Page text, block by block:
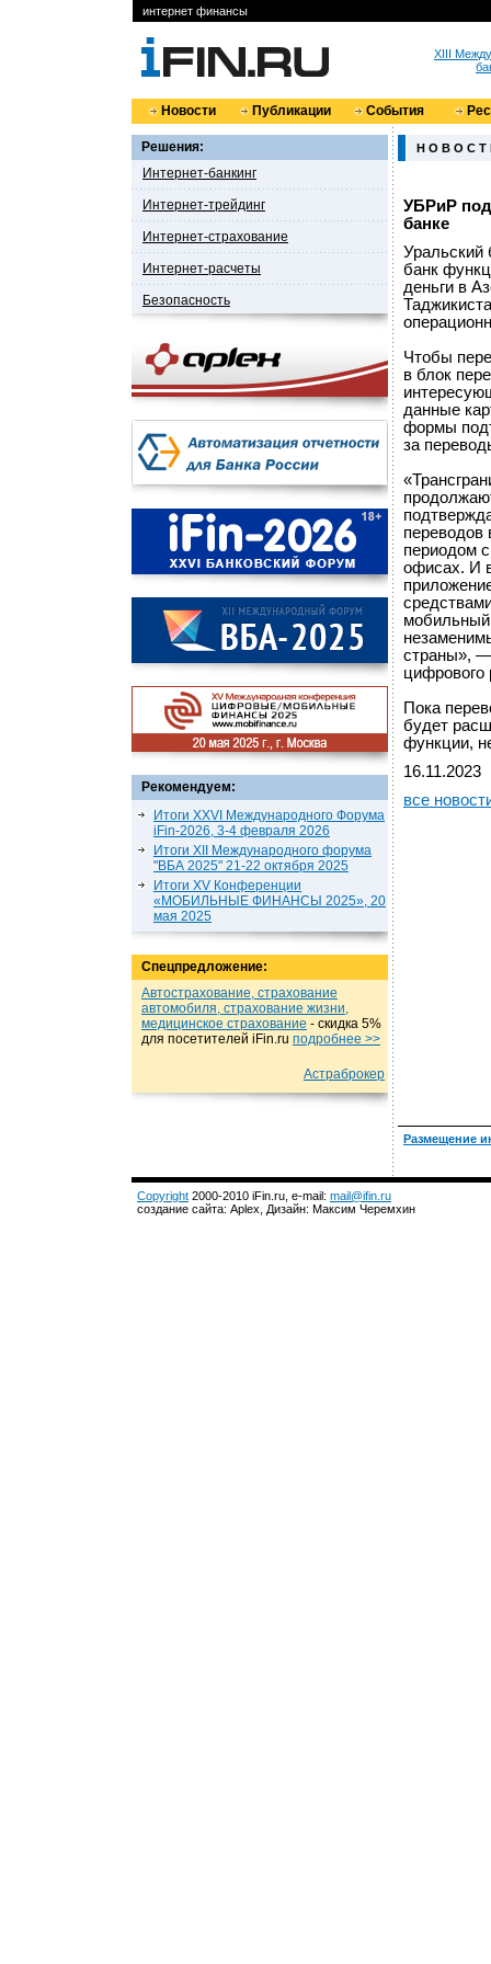
интернет финансы
XIII
Новости Публикации События
Решения:
Интернет-банкинг
Интернет-трейдинг
Интернет-страхование
Интернет-расчеты
Безопасность
Рекомендуем:
Итоги XXVI Международного Форума
iFin-2026, 3-4 февраля 2026
Итоги XII Международного форума
"ВБА 2025" 21-22 октября 2025
Итоги XV Конференции
«МОБИЛЬНЫЕ ФИНАНСЫ 2025», 20
мая 2025
Спецпредложение:
Автострахование, страхование
автомобиля, страхование жизни,
медицинское страхование - cкидка 5%
для посетителей iFin.ru подробнеe >>
Астраброкер
Н О В О С Т
УБРиР
банке
Уральский
банк
деньги в
Чтобы
в блок
данные
формы
за
переводов
периодом
офисах. И
страны», —
цифрового
Пока
будет
функции,
16.11.2023
все
Размещение
Copyright 2000-2010 iFin.ru, e-mail: mail@ifin.ru
создание сайта: Aplex, Дизайн: Максим Черемхин